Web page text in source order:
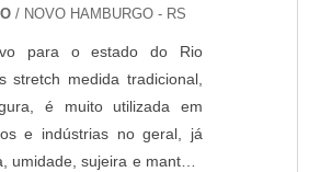
um orçamento. .
/ NOVO HAMBURGO - RS
para o estado do Rio
stretch medida tradicional,
é muito utilizada em
e indústrias no geral, já
umidade, sujeira e mantém